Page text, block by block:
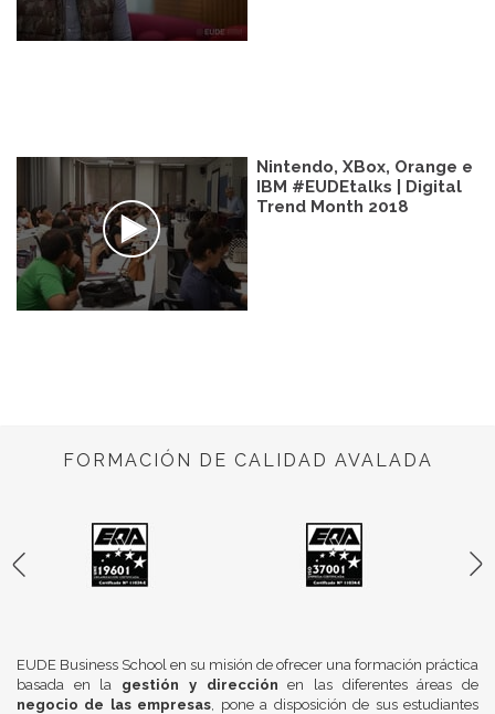
Nintendo, XBox, Orange e
IBM #EUDEtalks | Digital
Trend Month 2018
FORMACIÓN DE CALIDAD AVALADA
EUDE Business School en su misión de ofrecer una formación práctica
basada en la gestión y dirección en las diferentes áreas de
negocio de las empresas, pone a disposición de sus estudiantes